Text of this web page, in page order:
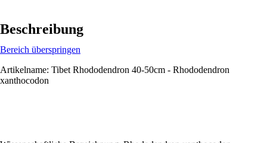
Beschreibung
Bereich überspringen
Artikelname: Tibet Rhododendron 40-50cm - Rhododendron
xanthocodon